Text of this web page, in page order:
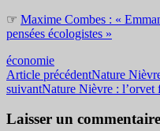
☞ Maxime Combes : «
pensées écologistes »
économie
Navigation
des
articles
Article précédentNature
suivantNature Nièvre : l’orvet
Laisser un commentaire